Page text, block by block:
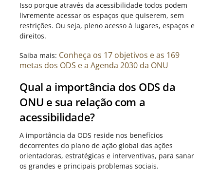
Isso porque através da acessibilidade todos podem
livremente acessar os espaços que quiserem, sem
restrições. Ou seja, pleno acesso à lugares, espaços e
direitos.
Saiba mais: Conheça os 17 objetivos e as 169
metas dos ODS e a Agenda 2030 da ONU
Qual a importância dos ODS da
ONU e sua relação com a
acessibilidade?
A importância da ODS reside nos benefícios
decorrentes do plano de ação global das ações
orientadoras, estratégicas e interventivas, para sanar
os grandes e principais problemas sociais.